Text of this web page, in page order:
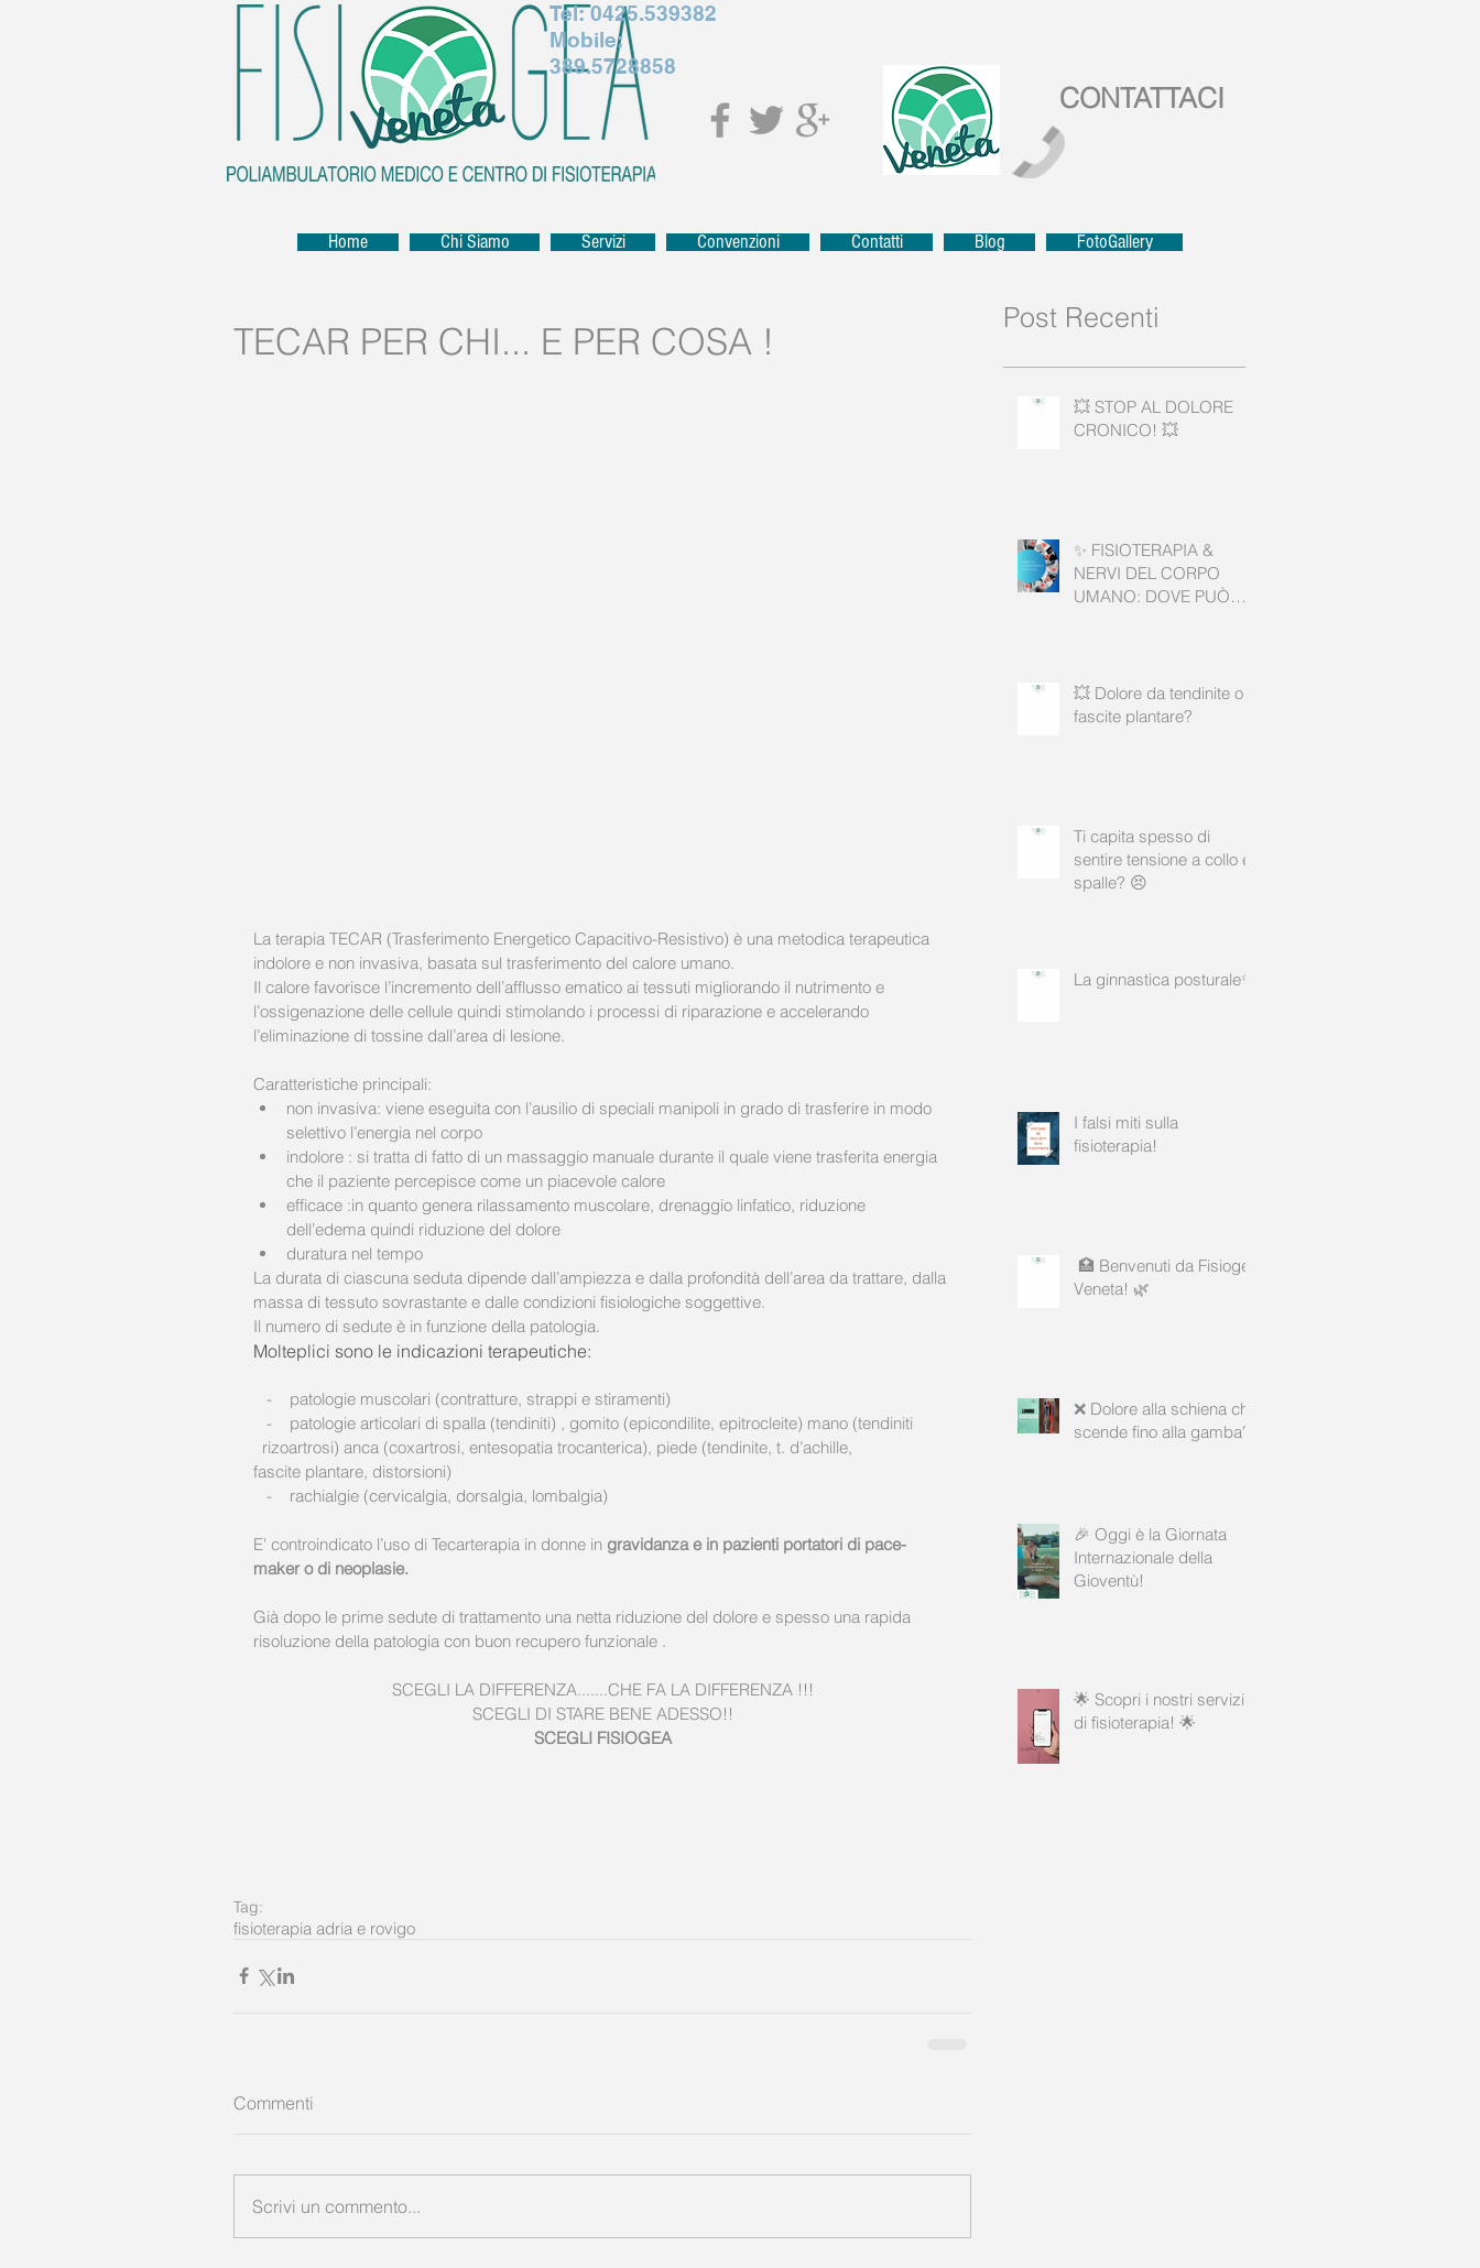
Tel:0425.539382
Mobile:
389.5728858
CONTATTACI
Home Chi Siamo Servizi Convenzioni Contatti Blog FotoGallery
TECAR PER CHI... E PER COSA !
La terapia TECAR (Trasferimento Energetico Capacitivo-Resistivo) è una metodica terapeutica
indolore e non invasiva, basata sul trasferimento del calore umano.
Il calore favorisce l’incremento dell’afflusso ematico ai tessuti migliorando il nutrimento e
l’ossigenazione delle cellule quindi stimolando i processi di riparazione e accelerando
l’eliminazione di tossine dall’area di lesione.
Caratteristiche principali:
non invasiva: viene eseguita con l’ausilio di speciali manipoli in grado di trasferire in modo
selettivo l’energia nel corpo
indolore : si tratta di fatto di un massaggio manuale durante il quale viene trasferita energia
che il paziente percepisce come un piacevole calore
efficace :in quanto genera rilassamento muscolare, drenaggio linfatico, riduzione
dell’edema quindi riduzione del dolore
duratura nel tempo
La durata di ciascuna seduta dipende dall’ampiezza e dalla profondità dell’area da trattare, dalla
massa di tessuto sovrastante e dalle condizioni fisiologiche soggettive.
Il numero di sedute è in funzione della patologia.
Molteplici sono le indicazioni terapeutiche:
   -    patologie muscolari (contratture, strappi e stiramenti)
  rizoartrosi) anca (coxartrosi, entesopatia trocanterica), piede (tendinite, t. d’achille,
fascite plantare, distorsioni)
   -    rachialgie (cervicalgia, dorsalgia, lombalgia)
E' controindicato l’uso di Tecarterapia in donne in gravidanza e in pazienti portatori di pace-
maker o di neoplasie.
Già dopo le prime sedute di trattamento una netta riduzione del dolore e spesso una rapida
risoluzione della patologia con buon recupero funzionale .
SCEGLI LA DIFFERENZA.......CHE FA LA DIFFERENZA !!!
SCEGLI DI STARE BENE ADESSO!!
SCEGLI FISIOGEA
Tag:
fisioterapia adria e rovigo
Commenti
Scrivi un commento...
Post Recenti
💥 STOP AL DOLORE
CRONICO! 💥
✨ FISIOTERAPIA &
NERVI DEL CORPO
UMANO: DOVE PUÒ
💥 Dolore da tendinite o
fascite plantare?
Ti capita spesso di
sentire tensione a collo e
spalle? 😣
La ginnastica posturale✨
I falsi miti sulla
fisioterapia!
🏥 Benvenuti da Fisiogea
Veneta! 🌿
❌ Dolore alla schiena che
scende fino alla gamba?
🎉 Oggi è la Giornata
Internazionale della
Gioventù!
🌟 Scopri i nostri servizi
di fisioterapia! 🌟